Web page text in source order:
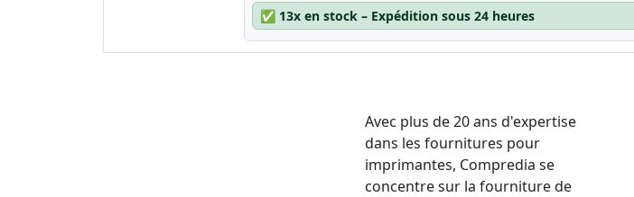
✅ 13x en stock – Expédition sous 24 heures
Avec plus de 20 ans d'expertise
dans les fournitures pour
imprimantes, Compredia se
concentre sur la fourniture de